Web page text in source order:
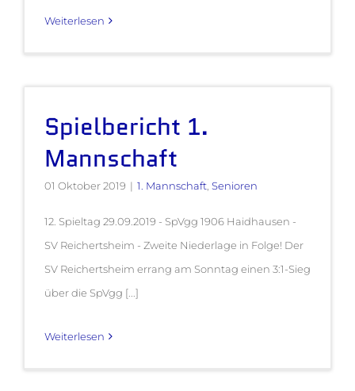
Weiterlesen
Spielbericht 1.
Mannschaft
01 Oktober 2019 | 1. Mannschaft, Senioren
12. Spieltag 29.09.2019 - SpVgg 1906 Haidhausen -
SV Reichertsheim - Zweite Niederlage in Folge! Der
SV Reichertsheim errang am Sonntag einen 3:1-Sieg
über die SpVgg [...]
Weiterlesen